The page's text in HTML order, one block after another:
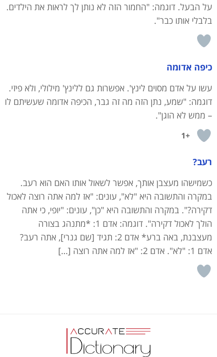
על הבעל. דוגמה: "החמור הזה לא נותן לך לראות את הילדים.
בלבלי אותו כבר".
כיפה אדומה
עשו על אדם מסוים לינץ'. אפשרות גם ללינץ' מילולי, ולא פיזי.
דוגמה: "שמע, נתן הזה מה זה גבר, הכיפה אדומה שעשיתם לו
– ממש לא הוגן".
+1
רעב?
כשמישהו מעצבן אותך, אפשר לשאול אותו האם הוא רעב.
במקרה והתשובה היא "לא", עונים: "אז למה אתה רוצה לאכול
דקירה?". במקרה והתשובה היא "כן", עונים: "יופי, כי אתה
הולך לאכול דקירה". דוגמה: אדם 1: *מתנהג בצורה
מעצבנת, באה ברע* אדם 2: תגיד [שם גנרי], אתה רעב?
אדם 1: "לא". אדם 2: "אז למה אתה רוצה […]